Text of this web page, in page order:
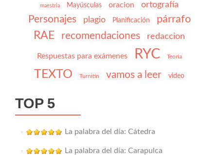
maestria Mayúsculas oracion ortografía
Personajes plagio Planificación párrafo
RAE recomendaciones redaccion
Respuestas para exámenes RYC Teoría
TEXTO Turnitin vamos a leer video
TOP 5
La palabra del día: Cátedra
La palabra del día: Carapulca